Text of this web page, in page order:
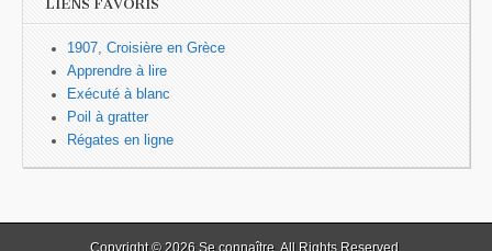
LIENS FAVORIS
1907, Croisière en Grèce
Apprendre à lire
Exécuté à blanc
Poil à gratter
Régates en ligne
Copyright © 2026 Se connaître . All Rights Reserved.